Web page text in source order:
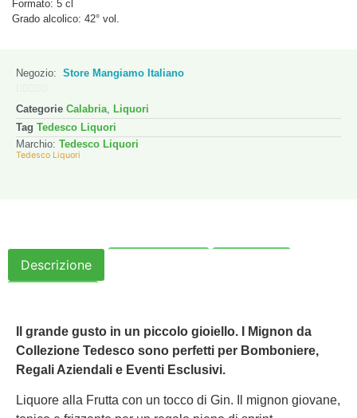
Formato: 5 cl
Grado alcolico: 42° vol.
Negozio: Store Mangiamo Italiano
0
su
5
Categorie Calabria, Liquori
Tag Tedesco Liquori
Marchio: Tedesco Liquori
Tedesco Liquori
Descrizione
Il grande gusto in un piccolo gioiello. I Mignon da
Collezione Tedesco sono perfetti per Bomboniere,
Regali Aziendali e Eventi Esclusivi.
Liquore alla Frutta con un tocco di Gin. Il mignon giovane,